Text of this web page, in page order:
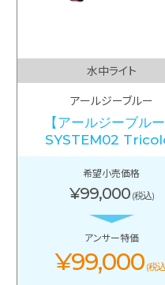
水中ライト
アールジーブルー
【アールジーブルー
SYSTEM02
希望小売価格
¥99,000 (税込)
アンサー特価
¥99,000 (税